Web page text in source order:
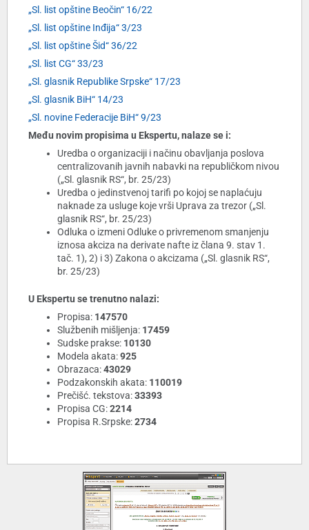
„Sl. list opštine Beočin“ 16/22
„Sl. list opštine Inđija“ 3/23
„Sl. list opštine Šid“ 36/22
„Sl. list CG“ 33/23
„Sl. glasnik Republike Srpske“ 17/23
„Sl. glasnik BiH“ 14/23
„Sl. novine Federacije BiH“ 9/23
Među novim propisima u Ekspertu, nalaze se i:
Uredba o organizaciji i načinu obavljanja poslova
centralizovanih javnih nabavki na republičkom nivou
(„Sl. glasnik RS“, br. 25/23)
Uredba o jedinstvenoj tarifi po kojoj se naplaćuju
naknade za usluge koje vrši Uprava za trezor („Sl.
glasnik RS“, br. 25/23)
Odluka o izmeni Odluke o privremenom smanjenju
iznosa akciza na derivate nafte iz člana 9. stav 1.
tač. 1), 2) i 3) Zakona o akcizama („Sl. glasnik RS“,
br. 25/23)
U Ekspertu se trenutno nalazi:
Propisa: 147570
Službenih mišljenja: 17459
Sudske prakse: 10130
Modela akata:925
Obrazaca:43029
Podzakonskih akata: 110019
Prečišć. tekstova:33393
Propisa CG:2214
Propisa R.Srpske:2734